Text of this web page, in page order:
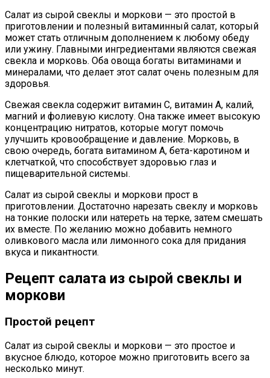
Салат из сырой свеклы и моркови — это простой в
приготовлении и полезный витаминный салат, который
может стать отличным дополнением к любому обеду
или ужину. Главными ингредиентами являются свежая
свекла и морковь. Оба овоща богаты витаминами и
минералами, что делает этот салат очень полезным для
здоровья.
Свежая свекла содержит витамин С, витамин A, калий,
магний и фолиевую кислоту. Она также имеет высокую
концентрацию нитратов, которые могут помочь
улучшить кровообращение и давление. Морковь, в
свою очередь, богата витамином A, бета-каротином и
клетчаткой, что способствует здоровью глаз и
пищеварительной системы.
Салат из сырой свеклы и моркови прост в
приготовлении. Достаточно нарезать свеклу и морковь
на тонкие полоски или натереть на терке, затем смешать
их вместе. По желанию можно добавить немного
оливкового масла или лимонного сока для придания
вкуса и пикантности.
Рецепт салата из сырой свеклы и
моркови
Простой рецепт
Салат из сырой свеклы и моркови — это простое и
вкусное блюдо, которое можно приготовить всего за
несколько минут.